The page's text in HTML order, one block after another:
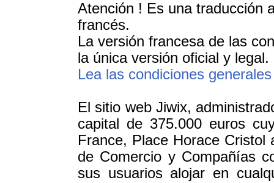
Atención ! Es una traducción
francés.
La versión francesa de las
la única versión oficial y legal.
Lea las condiciones
El sitio web Jiwix,
capital de 375.000 euros
France, Place Horace
de Comercio y Compañías
sus usuarios alojar en